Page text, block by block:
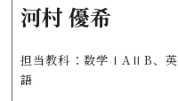
河村 優希
担当教科：数学ⅠAⅡB、英
語